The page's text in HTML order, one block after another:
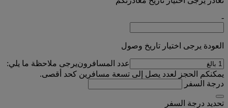
-
العودة يرجى اختيار تاريخ وصول
عدد المسافرونيرجى ملاحظة ما يلي:
يمكنكم الحجز لعدد يصل إلى تسعة مسافرين كحد أقصى.
درجة السفر
تحديد درجة السفر